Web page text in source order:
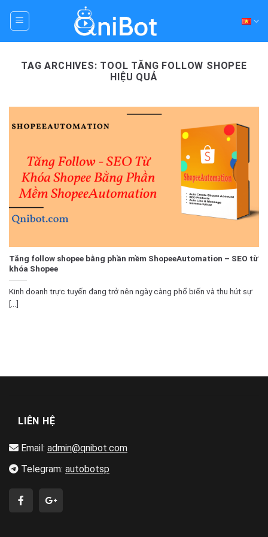
TAG ARCHIVES: TOOL TĂNG FOLLOW SHOPEE
HIỆU QUẢ
Tăng follow shopee bằng phần mềm ShopeeAutomation – SEO từ
khóa Shopee
Kinh doanh trực tuyến đang trở nên ngày càng phổ biến và thu hút sự
[...]
LIÊN HỆ
Email: admin@qnibot.com
Telegram: autobotsp